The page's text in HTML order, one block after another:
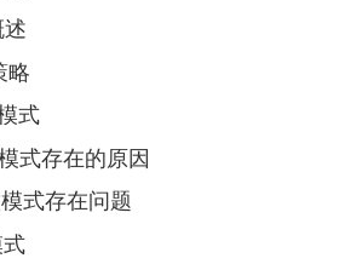
述
略
式
式存在的原因
式存在问题